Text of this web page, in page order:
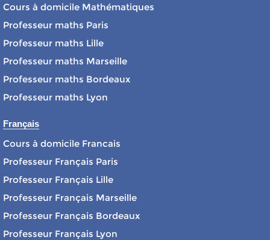
Cours à domicile Mathématiques
Professeur maths Paris
Professeur maths Lille
Professeur maths Marseille
Professeur maths Bordeaux
Professeur maths Lyon
Français
Cours à domicile Francais
Professeur Français Paris
Professeur Français Lille
Professeur Français Marseille
Professeur Français Bordeaux
Professeur Français Lyon